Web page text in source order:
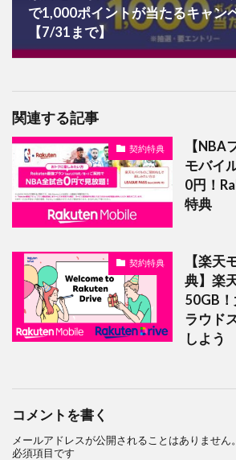
で1,000ポイントが当たるキャン
【7/31まで】
関連する記事
契約特典
【NBA
モバイ
0円！
特典
契約特典
【楽天
典】楽
50GB
ラウド
しよう
コメントを書く
メールアドレスが公開されることはありません。
必須項目です